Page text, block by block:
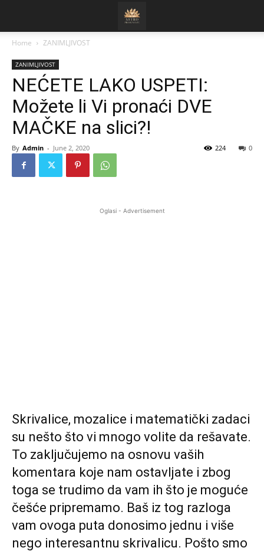
Home ZANIMLJIVOST
ZANIMLJIVOST
NEĆETE LAKO USPETI:
Možete li Vi pronaći DVE
MAČKE na slici?!
By Admin - June 2, 2020 0
224
Oglasi - Advertisement
Skrivalice, mozalice i matematički zadaci
su nešto što vi mnogo volite da rešavate.
To zaključujemo na osnovu vaših
komentara koje nam ostavljate i zbog
toga se trudimo da vam ih što je moguće
češće pripremamo. Baš iz tog razloga
vam ovoga puta donosimo jednu i više
nego interesantnu skrivalicu. Pošto smo